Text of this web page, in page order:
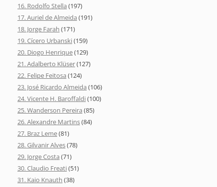
16. Rodolfo Stella (197)
17. Auriel de Almeida (191)
18. Jorge Farah (171)
19. Cícero Urbanski(159)
20. Diogo Henrique(129)
21. Adalberto Klüser(127)
22. Felipe Feitosa (124)
23. José Ricardo Almeida (106)
24. Vicente H. Baroffaldi(100)
25. Wanderson Pereira (85)
26. Alexandre Martins(84)
27. Braz Leme(81)
28. Gilvanir Alves(78)
29. Jorge Costa (71)
30. Claudio Freati(51)
31. Kaio Knauth (38)